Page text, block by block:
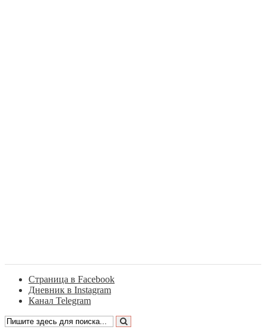
Страница в Facebook
Дневник в Instagram
Канал Telegram